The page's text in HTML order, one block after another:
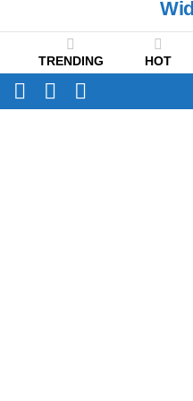
HOT
TRENDING
SWITCH
SKIN